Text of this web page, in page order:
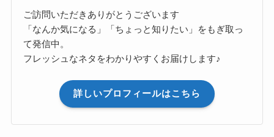
ご訪問いただきありがとうございます
「なんか気になる」「ちょっと知りたい」をもぎ取っ
て発信中。
フレッシュなネタをわかりやすくお届けします♪
詳しいプロフィールはこちら